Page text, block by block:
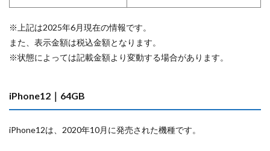
※上記は2025年6月現在の情報です。
また、表示金額は税込金額となります。
※状態によっては記載金額より変動する場合があります。
iPhone12｜64GB
iPhone12は、2020年10月に発売された機種です。